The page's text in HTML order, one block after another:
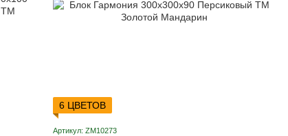
6 ЦВЕТОВ
Артикул: ZM10273